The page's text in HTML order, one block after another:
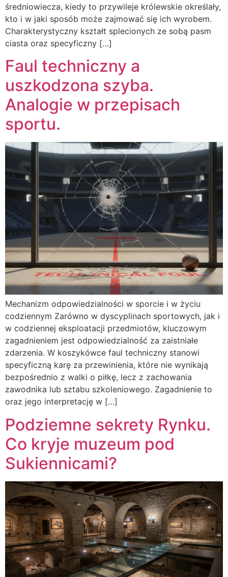
średniowiecza, kiedy to przywileje królewskie określały,
kto i w jaki sposób może zajmować się ich wyrobem.
Charakterystyczny kształt splecionych ze sobą pasm
ciasta oraz specyficzny […]
Faul techniczny a
uszkodzona szyba.
Analogie w przepisach
sportu.
Mechanizm odpowiedzialności w sporcie i w życiu
codziennym Zarówno w dyscyplinach sportowych, jak i
w codziennej eksploatacji przedmiotów, kluczowym
zagadnieniem jest odpowiedzialność za zaistniałe
zdarzenia. W koszykówce faul techniczny stanowi
specyficzną karę za przewinienia, które nie wynikają
bezpośrednio z walki o piłkę, lecz z zachowania
zawodnika lub sztabu szkoleniowego. Zagadnienie to
oraz jego interpretację w […]
Podziemne sekrety Rynku.
Co kryje muzeum pod
Sukiennicami?